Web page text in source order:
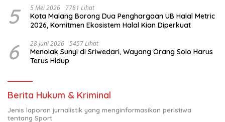
5 5 Mei 2026 7781 Lihat
Kota Malang Borong Dua Penghargaan UB Halal Metric
2026, Komitmen Ekosistem Halal Kian Diperkuat
6 28 Juni 2026 5457 Lihat
Menolak Sunyi di Sriwedari, Wayang Orang Solo Harus
Terus Hidup
Berita Hukum & Kriminal
Jenis laporan jurnalistik yang menginformasikan peristiwa
tentang Sport